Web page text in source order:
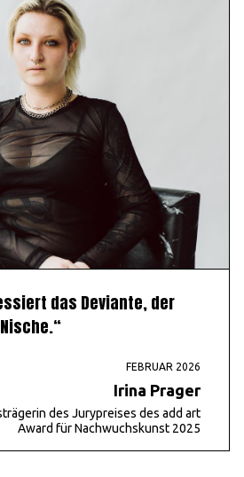
das Deviante, der
FEBRUAR 2026
Irina Prager
des Jurypreises des add art
Award für Nachwuchskunst 2025